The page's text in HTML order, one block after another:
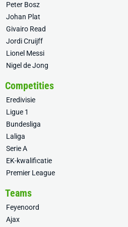
Peter Bosz
Johan Plat
Givairo Read
Jordi Cruijff
Lionel Messi
Nigel de Jong
Competities
Eredivisie
Ligue 1
Bundesliga
Laliga
Serie A
EK-kwalificatie
Premier League
Teams
Feyenoord
Ajax